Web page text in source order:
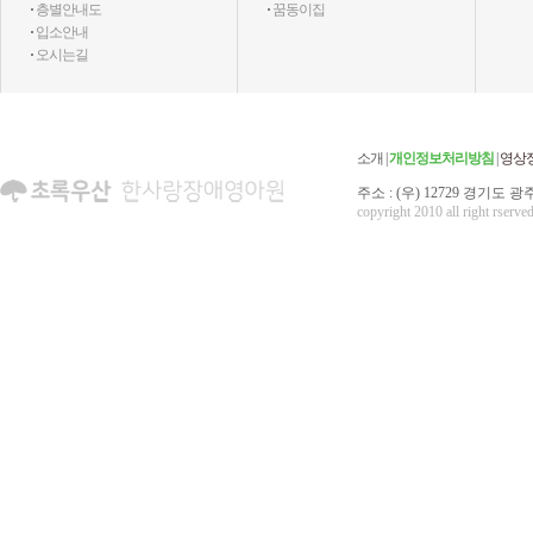
· 층별안내도
· 입소안내
· 오시는길
· 꿈동이집
소개 개인정보처리방침 영상
주소 : (우) 12729 경기도 광
copyright 2010 all right